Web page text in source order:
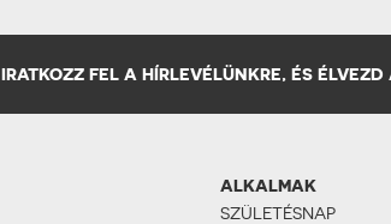
IRATKOZZ FEL A HÍRLEVÉLÜNKRE, ÉS
ALKALMAK
SZÜLETÉSNAP